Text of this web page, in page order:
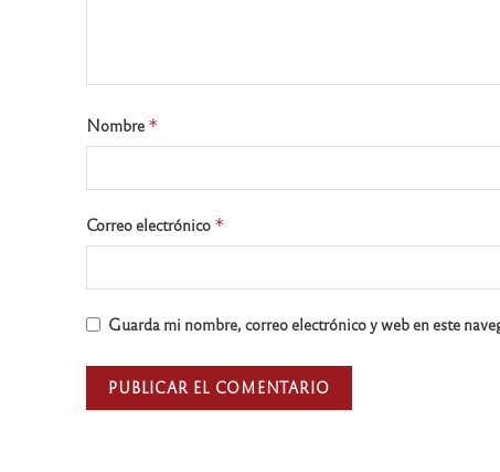
Nombre *
Correo electrónico *
Guarda mi nombre, correo electrónico y web en este